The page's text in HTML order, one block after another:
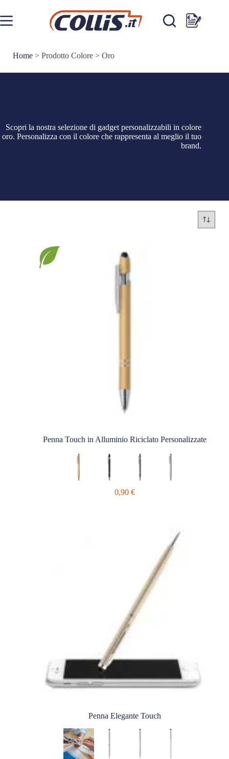
contenuto
Carrello
Home > Prodotto Colore > Oro
Scopri la nostra selezione di gadget personalizzabili in colore
oro. Personalizza con il colore che rappresenta al meglio il tuo
brand.
Penna Touch in Alluminio Riciclato Personalizzate
0,90 €
Penna Elegante Touch